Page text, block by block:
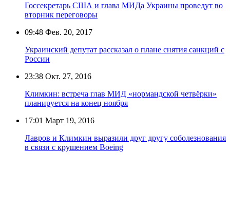
Госсекретарь США и глава МИДа Украины проведут во
вторник переговоры
09:48 Фев. 20, 2017
Украинский депутат рассказал о плане снятия санкций с
России
23:38 Окт. 27, 2016
Климкин: встреча глав МИД «нормандской четвёрки»
планируется на конец ноября
17:01 Март 19, 2016
Лавров и Климкин выразили друг другу соболезнования
в связи с крушением Boeing